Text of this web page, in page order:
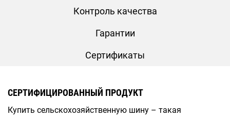
Контроль качества
Гарантии
Сертификаты
СЕРТИФИЦИРОВАННЫЙ ПРОДУКТ
Купить сельскохозяйственную шину – такая